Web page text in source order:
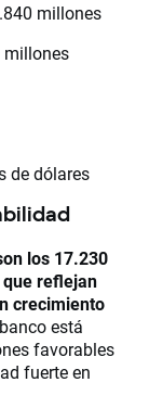
millones
millones
de dólares
los 17.230
reflejan
crecimiento
está
favorables
fuerte en